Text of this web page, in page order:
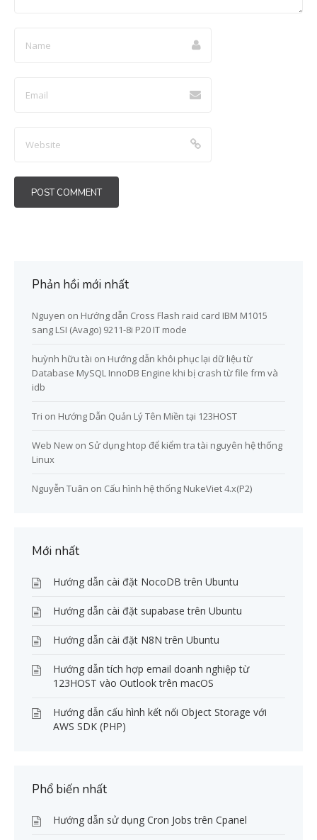
Phản hồi mới nhất
Nguyen on Hướng dẫn Cross Flash raid card IBM M1015
sang LSI (Avago) 9211-8i P20 IT mode
huỳnh hữu tài on Hướng dẫn khôi phục lại dữ liệu từ
Database MySQL InnoDB Engine khi bị crash từ file frm và
idb
Tri on Hướng Dẫn Quản Lý Tên Miền tại 123HOST
Web New on Sử dụng htop để kiểm tra tài nguyên hệ thống
Linux
Nguyễn Tuân on Cấu hình hệ thống NukeViet 4.x(P2)
Mới nhất
Hướng dẫn cài đặt NocoDB trên Ubuntu
Hướng dẫn cài đặt supabase trên Ubuntu
Hướng dẫn cài đặt N8N trên Ubuntu
Hướng dẫn tích hợp email doanh nghiệp từ
123HOST vào Outlook trên macOS
Hướng dẫn cấu hình kết nối Object Storage với
AWS SDK (PHP)
Phổ biến nhất
Hướng dẫn sử dụng Cron Jobs trên Cpanel